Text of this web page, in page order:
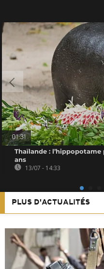
01:31
Thaïlande :
ans
13/07 - 14:33
PLUS D'ACTUALITÉS